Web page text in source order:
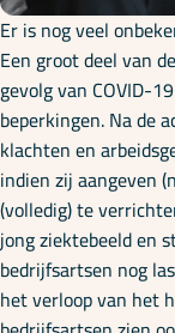
Cursussen
Podcasts
Over ons
Er is nog veel
Een groot deel van
gevolg van COVID-
beperkingen. Na de
klachten en
indien zij aangeven
(volledig) te
jong ziektebeeld en
bedrijfsartsen nog
het verloop van het